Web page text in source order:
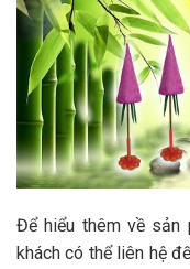
Để hiểu thêm về sản
khách có thể liên hệ